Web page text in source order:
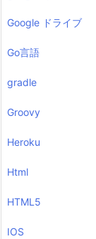
Google ドライブ
Go言語
gradle
Groovy
Heroku
Html
HTML5
IOS